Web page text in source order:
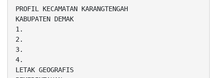
PROFIL KECAMATAN KARANGTENGAH
KABUPATEN DEMAK
1.
2.
3.
4.
LETAK GEOGRAFIS